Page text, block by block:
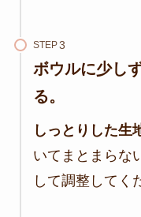
STEP
ボウルに少し
る。
しっとりした生
いてまとまらな
して調整してく